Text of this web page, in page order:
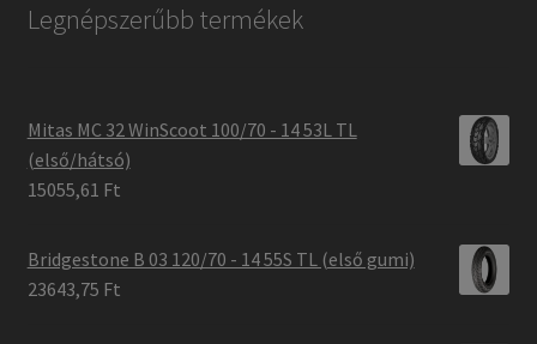
Legnépszerűbb termékek
Mitas MC 32 WinScoot 100/70 - 14 53L TL
(első/hátsó)
15055,61 Ft
Bridgestone B 03 120/70 - 14 55S TL (első gumi)
23643,75 Ft